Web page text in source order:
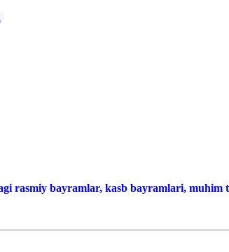
rasmiy bayramlar, kasb bayramlari, muhim